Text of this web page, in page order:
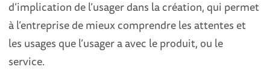
d’implication de l’usager dans la création, qui permet
à l’entreprise de mieux comprendre les attentes et
les usages que l’usager a avec le produit, ou le
service.